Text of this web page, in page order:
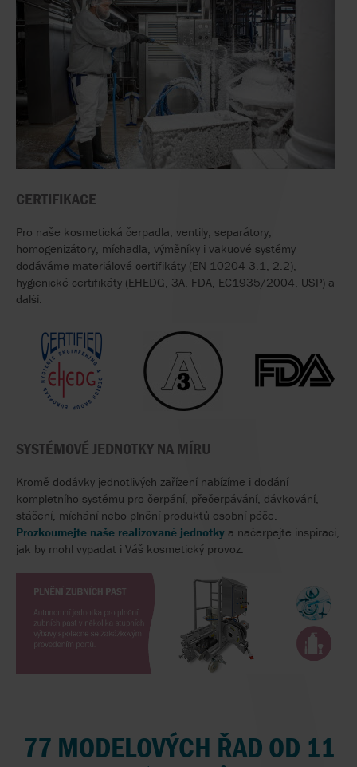
CERTIFIKACE
Pro naše kosmetická čerpadla, ventily, separátory,
homogenizátory, míchadla, výměníky i vakuové systémy
dodáváme materiálové certifikáty (EN 10204 3.1, 2.2),
hygienické certifikáty (EHEDG, 3A, FDA, EC1935/2004, USP) a
další.
SYSTÉMOVÉ JEDNOTKY NA MÍRU
Kromě dodávky jednotlivých zařízení nabízíme i dodání
kompletního systému pro čerpání, přečerpávání, dávkování,
stáčení, míchání nebo plnění produktů osobní péče.
Prozkoumejte naše realizované jednotky a načerpejte inspiraci,
jak by mohl vypadat i Váš kosmetický provoz.
77 MODELOVÝCH ŘAD OD 11